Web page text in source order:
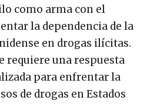
como arma con el
la dependencia de la
en drogas ilícitas.
requiere una respuesta
para enfrentar la
de drogas en Estados